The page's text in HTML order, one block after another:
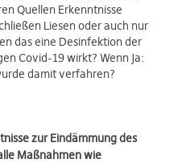
Quellen Erkenntnisse
Liesen oder auch nur
das eine Desinfektion der
Covid-19 wirkt? Wenn Ja:
damit verfahren?
zur Eindämmung des
Maßnahmen wie